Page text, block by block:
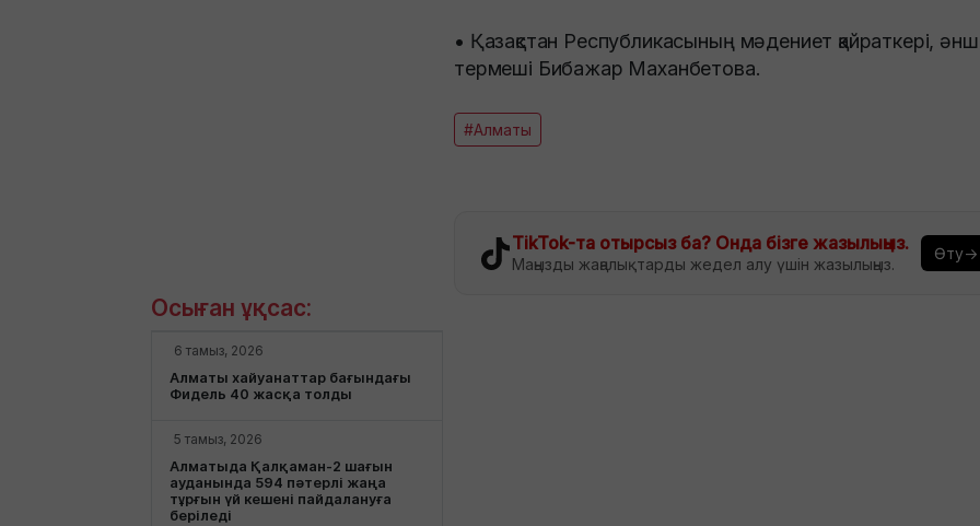
• Қазақстан Республикасының мәдениет қайраткері,
термеші Бибажар Маханбетова.
#Алматы
TikTok-та отырсыз ба? Онда бізге жазылыңыз.
Маңызды жаңалықтарды жедел алу үшін жазылыңыз.
Өту→
Осыған ұқсас:
6 тамыз, 2026
Алматы хайуанаттар бағындағы
Фидель 40 жасқа толды
5 тамыз, 2026
Алматыда Қалқаман-2 шағын
ауданында 594 пәтерлі жаңа
тұрғын үй кешені пайдалануға
беріледі